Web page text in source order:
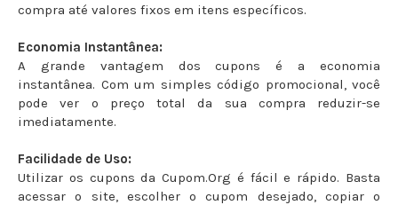
compra até valores fixos em itens específicos.
Economia Instantânea:
A grande vantagem dos cupons é a economia
instantânea. Com um simples código promocional, você
pode ver o preço total da sua compra reduzir-se
imediatamente.
Facilidade de Uso:
Utilizar os cupons da Cupom.Org é fácil e rápido. Basta
acessar o site, escolher o cupom desejado, copiar o